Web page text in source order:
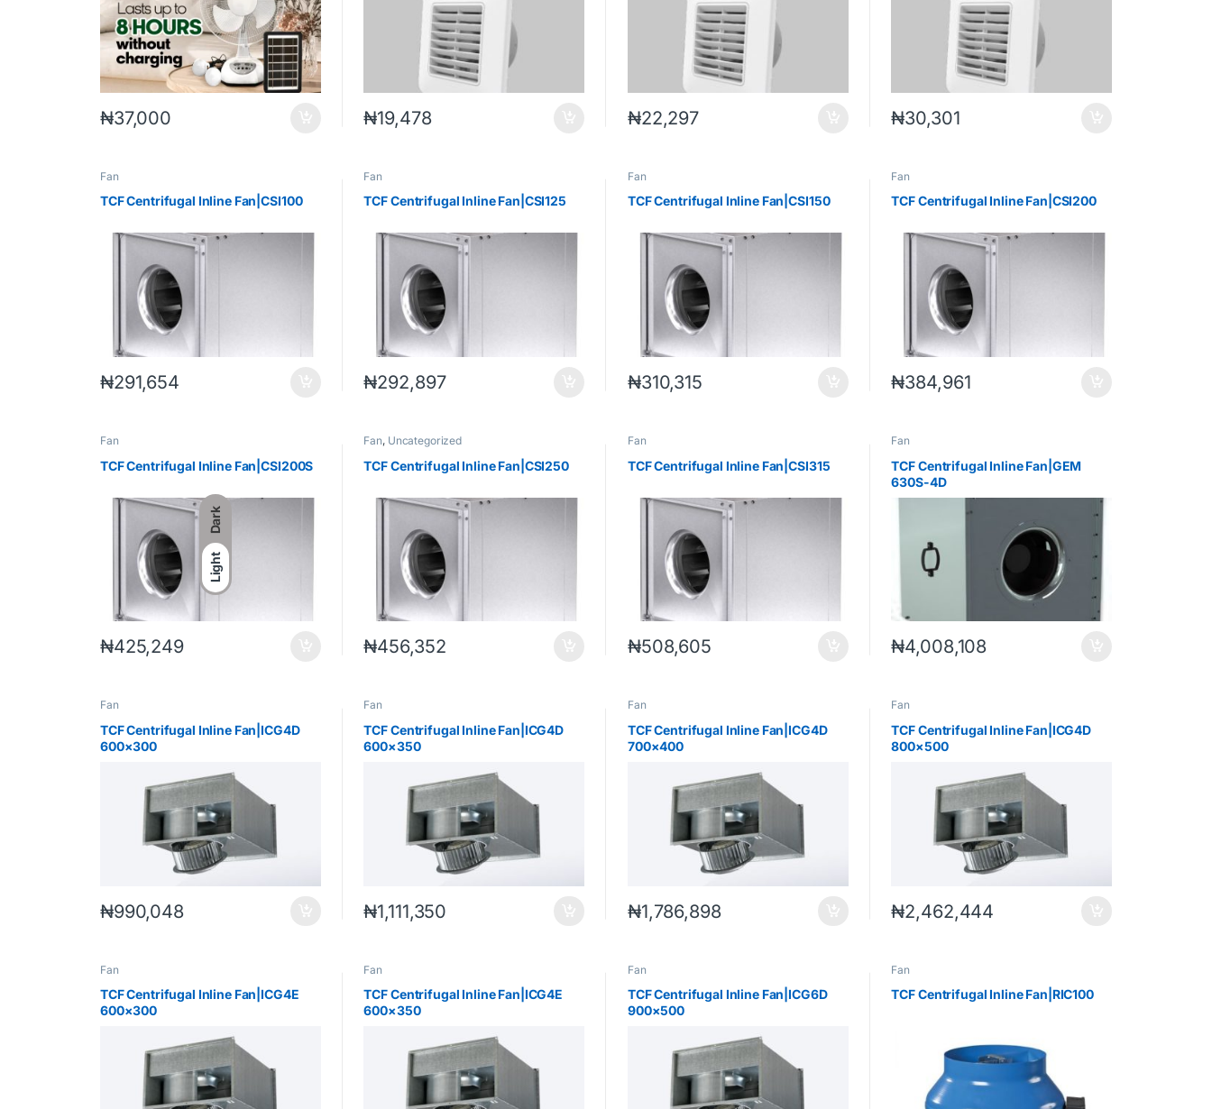
Dark
Light
₦37,000 ₦19,478 ₦22,297 ₦30,301
Fan
TCF Centrifugal Inline Fan|CSI100
₦291,654
Fan
TCF Centrifugal Inline Fan|CSI125
₦292,897
Fan
TCF Centrifugal Inline Fan|CSI150
₦310,315
Fan
TCF Centrifugal Inline Fan|CSI200
₦384,961
Fan
TCF Centrifugal Inline Fan|CSI200S
₦425,249
Fan, Uncategorized
TCF Centrifugal Inline Fan|CSI250
₦456,352
Fan
TCF Centrifugal Inline Fan|CSI315
₦508,605
Fan
TCF Centrifugal Inline Fan|GEM
630S-4D
₦4,008,108
Fan
TCF Centrifugal Inline Fan|ICG4D
600×300
₦990,048
Fan
TCF Centrifugal Inline Fan|ICG4D
600×350
₦1,111,350
Fan
TCF Centrifugal Inline Fan|ICG4D
700×400
₦1,786,898
Fan
TCF Centrifugal Inline Fan|ICG4D
800×500
₦2,462,444
Fan
TCF Centrifugal Inline Fan|ICG4E
600×300
Fan
TCF Centrifugal Inline Fan|ICG4E
600×350
Fan
TCF Centrifugal Inline Fan|ICG6D
900×500
Fan
TCF Centrifugal Inline Fan|RIC100